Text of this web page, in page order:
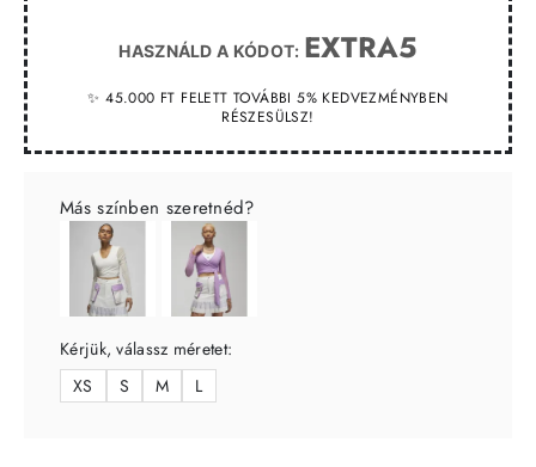
HASZNÁLD A KÓDOT: EXTRA5
✨ 45.000 FT FELETT TOVÁBBI 5% KEDVEZMÉNYBEN
RÉSZESÜLSZ!
Más színben szeretnéd?
Kérjük, válassz méretet:
XS
S M L